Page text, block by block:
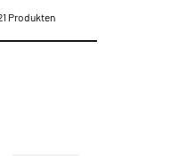
Produkten